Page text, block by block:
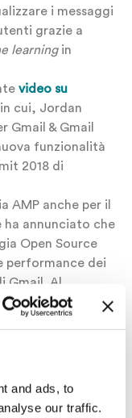
and ads, to
our traffic.
i messaggi
grazie a
learningin
video su
in cui, Jordan
Gmail & Gmail
funzionalità
2018 di
AMP anche per il
ha annunciato che
Open Source
performance dei
Gmail. Al
degli esempi e le
Gmail